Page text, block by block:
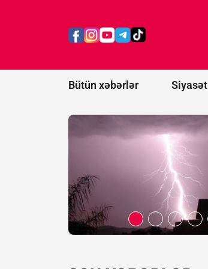
Bütün xəbərlər Siyasət
nəticəsində
çatıb